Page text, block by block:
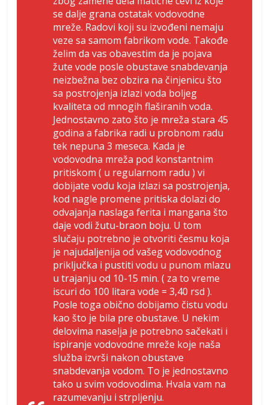
se dalje grana ostatak vodovodne
mreže. Radovi koji su izvođeni nemaju
veze sa samom fabrikom vode. Takođe
želim da vas obavestim da je pojava
žute vode posle obustave snabdevanja
neizbežna bez obzira na činjenicu što
sa postrojenja izlazi voda boljeg
kvaliteta od mnogih flaširanih voda.
Jednostavno zato što je mreža stara 45
godina a fabrika radi u probnom radu
tek nepuna 3 meseca. Kada je
vodovodna mreža pod konstantnim
pritiskom ( u regularnom radu ) vi
dobijate vodu koja izlazi sa postrojenja,
kod nagle promene pritiska dolazi do
odvajanja naslaga ferita i mangana što
daje vodi žutu-braon boju. U tom
slučaju potrebno je otvoriti česmu koja
je najudaljenija od vašeg vodovodnog
priključka i pustiti vodu u punom mlazu
u trajanju od 10-15 min. ( za to vreme
iscuri do 100 litara vode = 3,40 rsd ).
Posle toga obično dobijamo čistu vodu
kao što je bila pre obustave. U nekim
delovima naselja je potrebno sačekati i
ispiranje vodovodne mreže koje naša
služba izvrši nakon obustave
snabdevanja vodom. To je jednostavno
tako u svim vodovodima. Hvala vam na
razumevanju i strpljenju.